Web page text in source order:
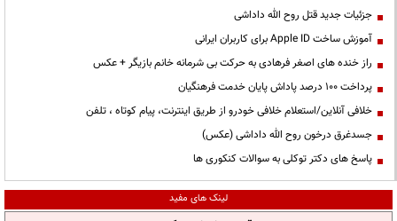
جزئیات جدید قتل روح الله داداشی
آموزش ساخت Apple ID برای کاربران ایرانی
راز خنده های اصغر فرهادی به حرکت بی شرمانه خانم بازیگر + عکس
پرداخت ۱۰۰ درصد پاداش پایان خدمت فرهنگیان
خلافی آنلاین/استعلام خلافی خودرو از طریق اینترنت، پیام کوتاه ، تلفن
جسدغرق درخون روح الله داداشی (عکس)
پاسخ های دکتر توکلی به سوالات کنکوری ها
لینک های مفید